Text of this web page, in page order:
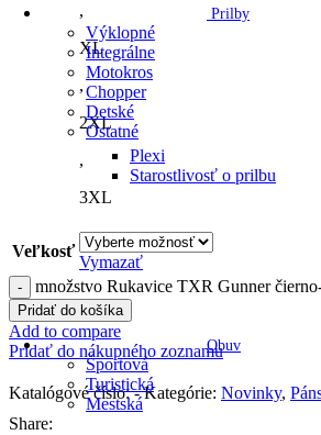
Prilby
Výklopné
Integrálne
Motokros
Chopper
Detské
Ostatné
Plexi
Starostlivosť o prilbu
Obuv
Športová
Turistická
Mestská
,
XL
,
2XL
,
3XL
Veľkosť
Vymazať
množstvo Rukavice TXR Gunner
Pridať do košíka
Add to compare
Pridať do nákupného zoznamu
Katalógové číslo:-Kategórie: Novinky,
Share: